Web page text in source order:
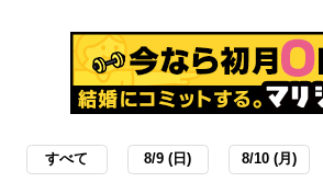
すべて 8/9 (日) 8/10 (月)